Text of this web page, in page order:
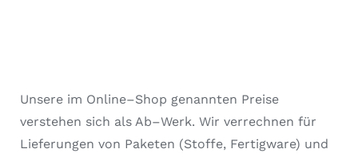
Unsere im Online–Shop genannten Preise
verstehen sich als Ab–Werk. Wir verrechnen für
Lieferungen von Paketen (Stoffe, Fertigware) und